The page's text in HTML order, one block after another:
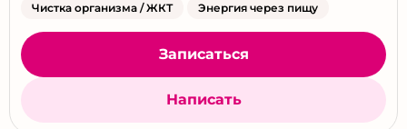
Чистка организма / ЖКТ
Энергия через пищу
Записаться
Написать